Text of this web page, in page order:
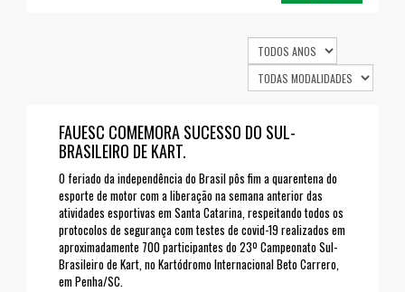
FAUESC COMEMORA SUCESSO DO SUL-
BRASILEIRO DE KART.
O feriado da independência do Brasil pôs fim a quarentena do
esporte de motor com a liberação na semana anterior das
atividades esportivas em Santa Catarina, respeitando todos os
protocolos de segurança com testes de covid-19 realizados em
aproximadamente 700 participantes do 23º Campeonato Sul-
Brasileiro de Kart, no Kartódromo Internacional Beto Carrero,
em Penha/SC.